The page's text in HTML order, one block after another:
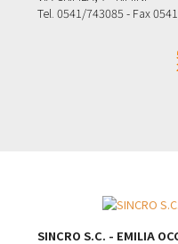
Tel. 0541/743085 - Fax
SINCRO S.C. - EMILIA